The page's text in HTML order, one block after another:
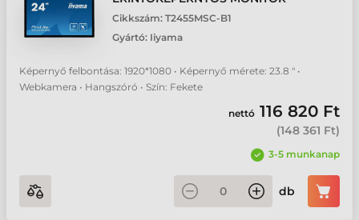
Cikkszám: T2455MSC-B1
Gyártó: Iiyama
Képernyő felbontása: 1920*1080 • Képernyő mérete: 23.8 " •
Webkamera • Hangszóró • Szín: Fekete
nettó 116 820 Ft
(148 361 Ft)
3-5 munkanap
db